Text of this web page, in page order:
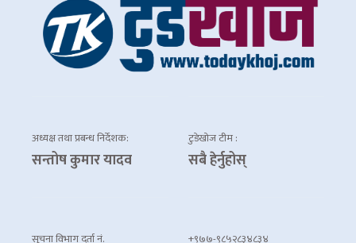
अध्यक्ष तथा प्रबन्ध निर्देशक:
सन्तोष कुमार यादव
टुडेखोज टीम :
सबै हेर्नुहोस्
सूचना विभाग दर्ता नं. +९७७-९८५२८३४८३४